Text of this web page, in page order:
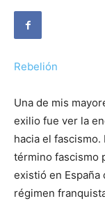
Rebelión
Una de mis
exilio fue ver la
hacia el
término fascismo
existió en España
régimen